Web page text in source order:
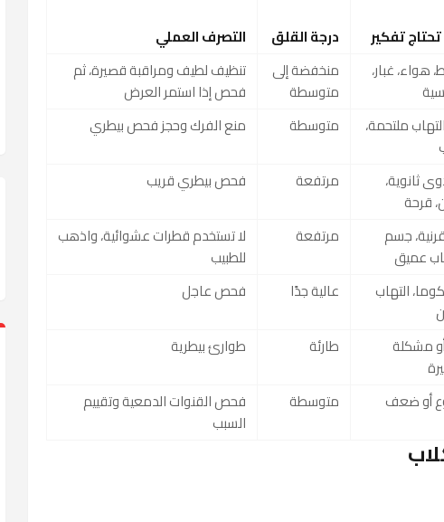
تفكير درجة القلق
التصرف العملي
هواء، غبار،
منخفضة إلى
متوسطة
تنظيف لطيف ومراقبة قصيرة، ثم
فحص إذا استمر العرض
ملتحمة،
متوسطة منع الفرك وحجز فحص بيطري
ثانوية،
قرحة
مرتفعة فحص بيطري قريب
جسم
عميق
مرتفعة
لا تستخدم قطرات عشوائية، واذهب
للطبيب
التهاب
عالية جدًا فحص عاجل
مشكلة
طارئة طوارئ بيطرية
أو ضعف
متوسطة
فحص القنوات الدمعية وتقييم
السبب